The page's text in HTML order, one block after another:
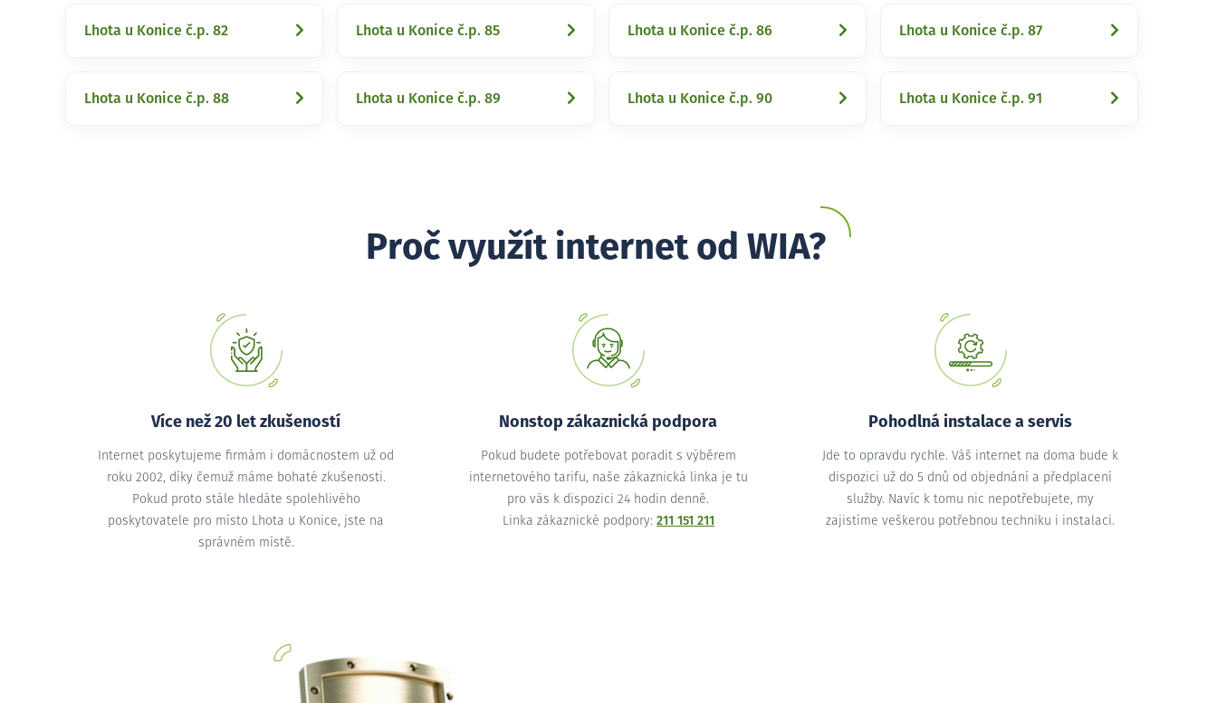
Lhota u Konice č.p. 82 Lhota u Konice č.p. 85 Lhota u Konice č.p. 86 Lhota u Konice č.p. 87
Lhota u Konice č.p. 88 Lhota u Konice č.p. 89 Lhota u Konice č.p. 90 Lhota u Konice č.p. 91
Proč využít internet od WIA?
Více než 20 let zkušeností
Internet poskytujeme firmám i domácnostem už od
roku 2002, díky čemuž máme bohaté zkušenosti.
Pokud proto stále hledáte spolehlivého
poskytovatele pro místo Lhota u Konice, jste na
správném místě.
Nonstop zákaznická podpora
Pokud budete potřebovat poradit s výběrem
internetového tarifu, naše zákaznická linka je tu
pro vás k dispozici 24 hodin denně.
Linka zákaznické podpory: 211 151 211
Pohodlná instalace a servis
Jde to opravdu rychle. Váš internet na doma bude k
dispozici už do 5 dnů od objednání a předplacení
služby. Navíc k tomu nic nepotřebujete, my
zajistíme veškerou potřebnou techniku i instalaci.